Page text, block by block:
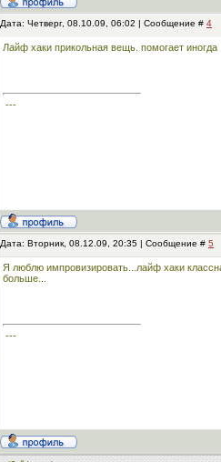
Дата: Четверг, 08.10.09, 06:02 | Сообщение # 4
Лайф хаки прикольная вещь. помогает иногда
---
Дата: Вторник, 08.12.09, 20:35 | Сообщение # 5
Я люблю импровизировать...лайф хаки
больше...
---